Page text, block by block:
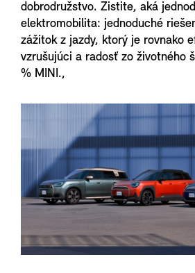
dobrodružstvo. Zistite, aká
elektromobilita: jednoduché
zážitok z jazdy, ktorý je rovnako
vzrušujúci a radosť zo životného
% MINI.,